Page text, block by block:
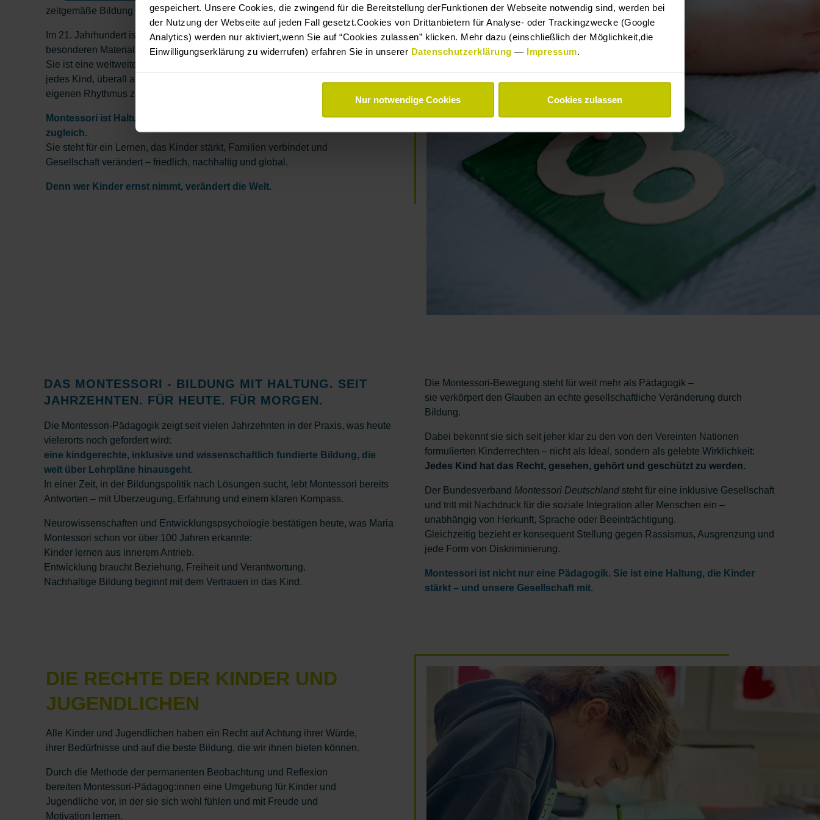
gespeichert. Unsere Cookies, die zwingend für die Bereitstellung derFunktionen der Webseite notwendig sind, werden bei
der Nutzung der Webseite auf jeden Fall gesetzt.Cookies von Drittanbietern für Analyse- oder Trackingzwecke (Google
Analytics) werden nur aktiviert,wenn Sie auf “Cookies zulassen” klicken. Mehr dazu (einschließlich der Möglichkeit,die
Einwilligungserklärung zu widerrufen) erfahren Sie in unserer Datenschutzerklärung — Impressum.
Nur notwendige Cookies Cookies zulassen
zeitgemäße Bildung im Sinne des Gemeinwohls gelingt.
Im 21. Jahrhundert ist Montessori längst mehr als eine Lernumgebung mit
besonderen Materialien.
Sie ist eine weltweite Bewegung – getragen von dem Wunsch, dass
jedes Kind, überall auf der Welt, die Chance bekommt, sich in seinem
eigenen Rhythmus zu entfalten.
Montessori ist Haltung, Herzensbildung und Zukunftsgestaltung
zugleich.
Sie steht für ein Lernen, das Kinder stärkt, Familien verbindet und
Gesellschaft verändert – friedlich, nachhaltig und global.
Denn wer Kinder ernst nimmt, verändert die Welt.
DAS MONTESSORI - BILDUNG MIT HALTUNG. SEIT
JAHRZEHNTEN. FÜR HEUTE. FÜR MORGEN.
Die Montessori-Pädagogik zeigt seit vielen Jahrzehnten in der Praxis, was heute
vielerorts noch gefordert wird:
eine kindgerechte, inklusive und wissenschaftlich fundierte Bildung, die
weit über Lehrpläne hinausgeht.
In einer Zeit, in der Bildungspolitik nach Lösungen sucht, lebt Montessori bereits
Antworten – mit Überzeugung, Erfahrung und einem klaren Kompass.
Neurowissenschaften und Entwicklungspsychologie bestätigen heute, was Maria
Montessori schon vor über 100 Jahren erkannte:
Kinder lernen aus innerem Antrieb.
Entwicklung braucht Beziehung, Freiheit und Verantwortung.
Nachhaltige Bildung beginnt mit dem Vertrauen in das Kind.
Die Montessori-Bewegung steht für weit mehr als Pädagogik –
sie verkörpert den Glauben an echte gesellschaftliche Veränderung durch
Bildung.
Dabei bekennt sie sich seit jeher klar zu den von den Vereinten Nationen
formulierten Kinderrechten – nicht als Ideal, sondern als gelebte Wirklichkeit:
Jedes Kind hat das Recht, gesehen, gehört und geschützt zu werden.
Der Bundesverband Montessori Deutschland steht für eine inklusive Gesellschaft
und tritt mit Nachdruck für die soziale Integration aller Menschen ein –
unabhängig von Herkunft, Sprache oder Beeinträchtigung.
Gleichzeitig bezieht er konsequent Stellung gegen Rassismus, Ausgrenzung und
jede Form von Diskriminierung.
Montessori ist nicht nur eine Pädagogik. Sie ist eine Haltung, die Kinder
stärkt – und unsere Gesellschaft mit.
DIE RECHTE DER KINDER UND
JUGENDLICHEN
Alle Kinder und Jugendlichen haben ein Recht auf Achtung ihrer Würde,
ihrer Bedürfnisse und auf die beste Bildung, die wir ihnen bieten können.
Durch die Methode der permanenten Beobachtung und Reflexion
bereiten Montessori-Pädagog:innen eine Umgebung für Kinder und
Jugendliche vor, in der sie sich wohl fühlen und mit Freude und
Motivation lernen.